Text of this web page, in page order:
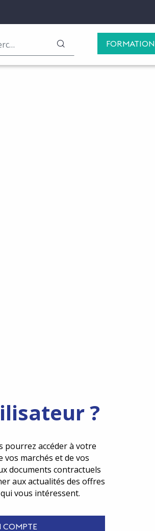
LANCER LA RECHERCHE
FORMATION
?
pourrez accéder à votre
vos marchés et de vos
documents contractuels
aux actualités des offres
vous intéressent.
COMPTE